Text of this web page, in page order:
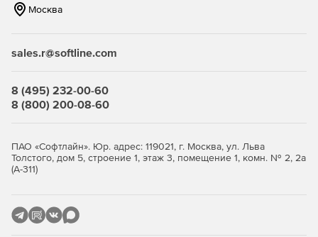
модификации.
поддержка индивидуальных и коллективных
поддержка большое количество периферийных
аудит действий пользователей и администраторов;
Москва
sales.r@softline.com
8 (495) 232-00-60
8 (800) 200-08-60
ПАО «Софтлайн». Юр. адрес: 119021, г. Москва, ул. Льва
Толстого, дом 5, строение 1, этаж 3, помещение 1, комн. № 2, 2а
(А-311)